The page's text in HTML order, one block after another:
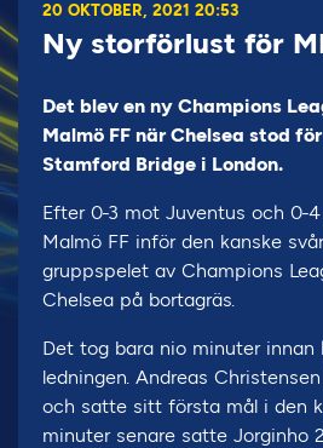
20 OKTOBER, 2021 20:53
Ny storförlust för
Det blev en ny Champions
Malmö FF när Chelsea stod
Stamford Bridge i London.
Efter 0-3 mot Juventus och 0-
Malmö FF inför den kanske
gruppspelet av Champions
Chelsea på bortagräs.
Det tog bara nio minuter innan
ledningen. Andreas
och satte sitt första mål i den
minuter senare satte Jorginho